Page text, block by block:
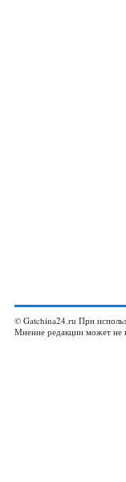
© Gatchina24.ru При
Мнение редакции может не